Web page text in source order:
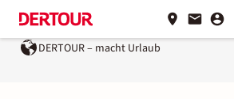
DERTOUR – macht Urlaub